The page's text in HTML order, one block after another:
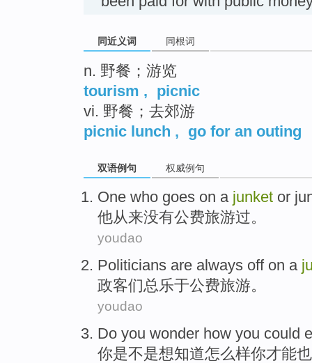
同近义词 同根词
n. 野餐；游览
tourism , picnic
vi. 野餐；去郊游
picnic lunch , go for an outing
双语例句 权威例句
One who goes on a junket or
他从来没有公费旅游过。
youdao
Politicians are always off on a
政客们总乐于公费旅游。
youdao
Do you wonder how you could
你是不是想知道怎么样你才能